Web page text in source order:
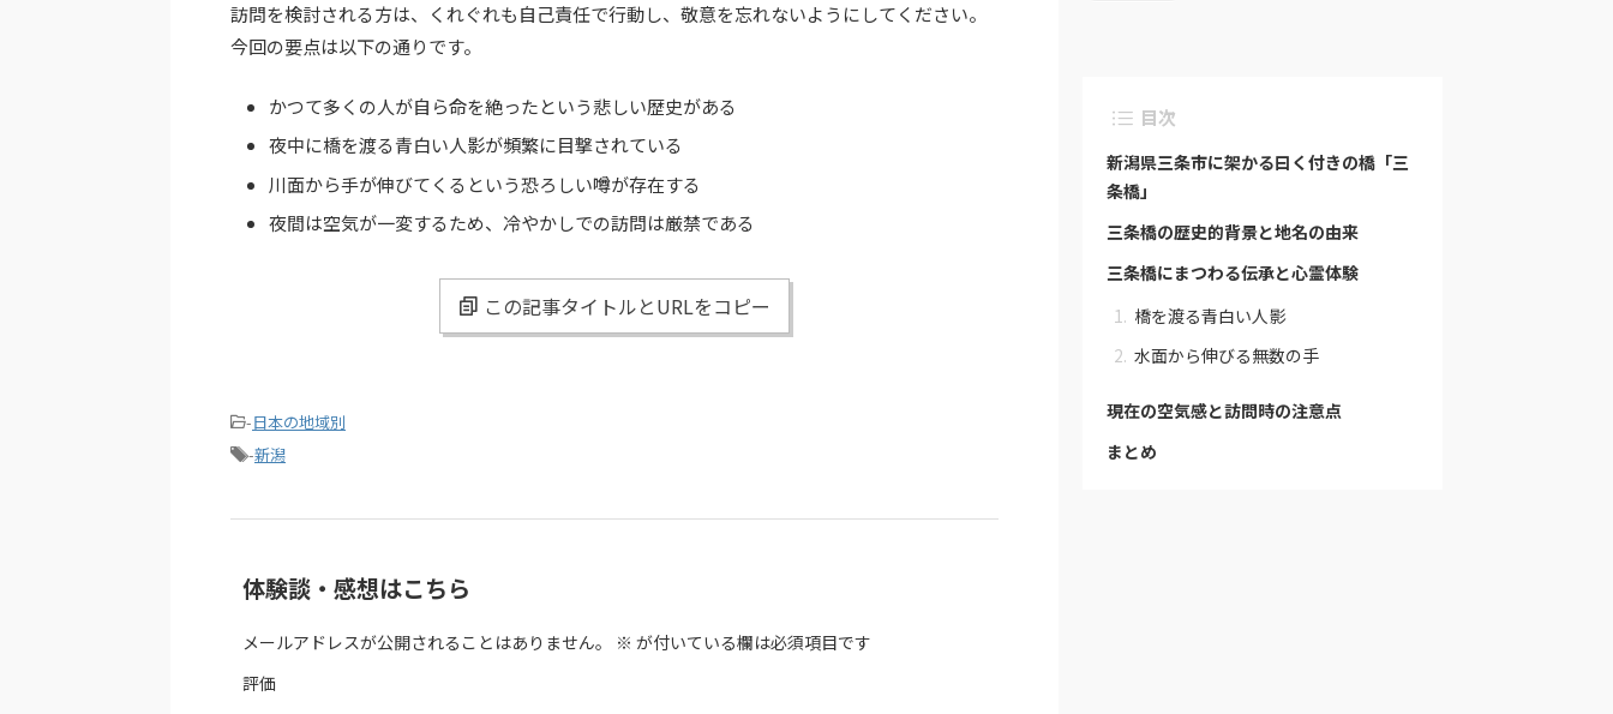
訪問を検討される方は、くれぐれも自己責任で行動し、敬意を忘れないようにしてください。
今回の要点は以下の通りです。
かつて多くの人が自ら命を絶ったという悲しい歴史がある
夜中に橋を渡る青白い人影が頻繁に目撃されている
川面から手が伸びてくるという恐ろしい噂が存在する
夜間は空気が一変するため、冷やかしでの訪問は厳禁である
この記事タイトルとURLをコピー
-日本の地域別
-新潟
体験談・感想はこちら
メールアドレスが公開されることはありません。 ※ が付いている欄は必須項目です
評価
目次
新潟県三条市に架かる曰く付きの橋「三
条橋」
三条橋の歴史的背景と地名の由来
三条橋にまつわる伝承と心霊体験
橋を渡る青白い人影
水面から伸びる無数の手
現在の空気感と訪問時の注意点
まとめ